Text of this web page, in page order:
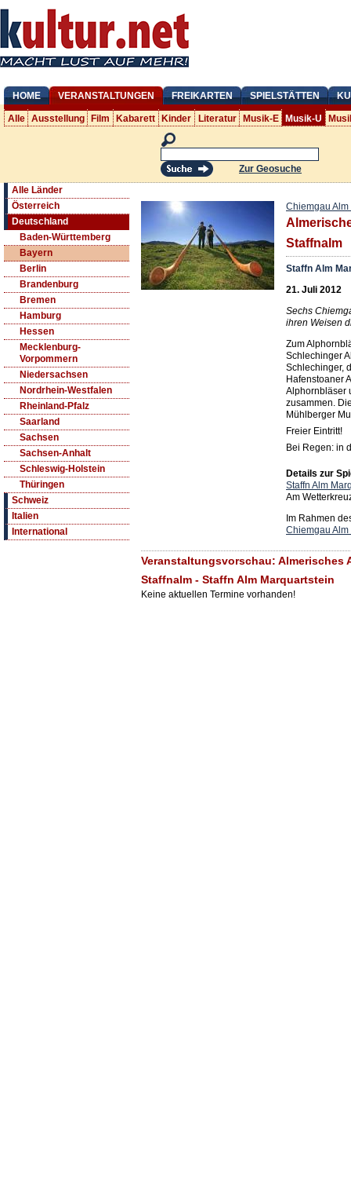
HOME VERANSTALTUNGEN FREIKARTEN SPIELSTÄTTEN
Alle Ausstellung Film Kabarett Kinder Literatur Musik-E Musik-U
Zur Geosuche
Alle Länder
Österreich
Deutschland
Baden-Württemberg
Bayern
Berlin
Brandenburg
Bremen
Hamburg
Hessen
Mecklenburg-
Vorpommern
Niedersachsen
Nordrhein-Westfalen
Rheinland-Pfalz
Saarland
Sachsen
Sachsen-Anhalt
Schleswig-Holstein
Thüringen
Schweiz
Italien
International
Chiemgau Alm
Staffnalm
Staffn Alm
21. Juli 2012
Sechs
ihren Weisen
Zum
Schlechinger
Schlechinger,
Hafenstoaner
Alphornbläser
zusammen.
Mühlberger
Freier Eintritt!
Bei Regen: in
Details zur
Staffn Alm
Am
Im Rahmen
Chiemgau Alm
Veranstaltungsvorschau: Almerisches
Staffnalm - Staffn Alm Marquartstein
Keine aktuellen Termine vorhanden!